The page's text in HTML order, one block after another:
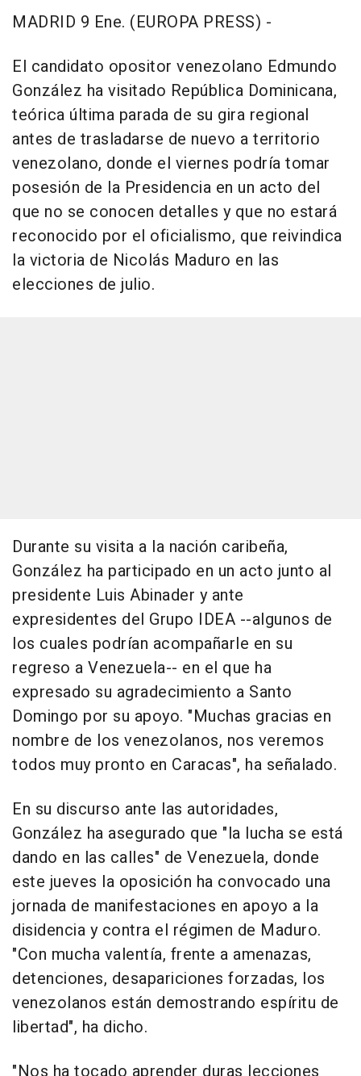
MADRID 9 Ene. (EUROPA PRESS) -
El candidato opositor venezolano Edmundo
González ha visitado República Dominicana,
teórica última parada de su gira regional
antes de trasladarse de nuevo a territorio
venezolano, donde el viernes podría tomar
posesión de la Presidencia en un acto del
que no se conocen detalles y que no estará
reconocido por el oficialismo, que reivindica
la victoria de Nicolás Maduro en las
elecciones de julio.
Durante su visita a la nación caribeña,
González ha participado en un acto junto al
presidente Luis Abinader y ante
expresidentes del Grupo IDEA --algunos de
los cuales podrían acompañarle en su
regreso a Venezuela-- en el que ha
expresado su agradecimiento a Santo
Domingo por su apoyo. "Muchas gracias en
nombre de los venezolanos, nos veremos
todos muy pronto en Caracas", ha señalado.
En su discurso ante las autoridades,
González ha asegurado que "la lucha se está
dando en las calles" de Venezuela, donde
este jueves la oposición ha convocado una
jornada de manifestaciones en apoyo a la
disidencia y contra el régimen de Maduro.
"Con mucha valentía, frente a amenazas,
detenciones, desapariciones forzadas, los
venezolanos están demostrando espíritu de
libertad", ha dicho.